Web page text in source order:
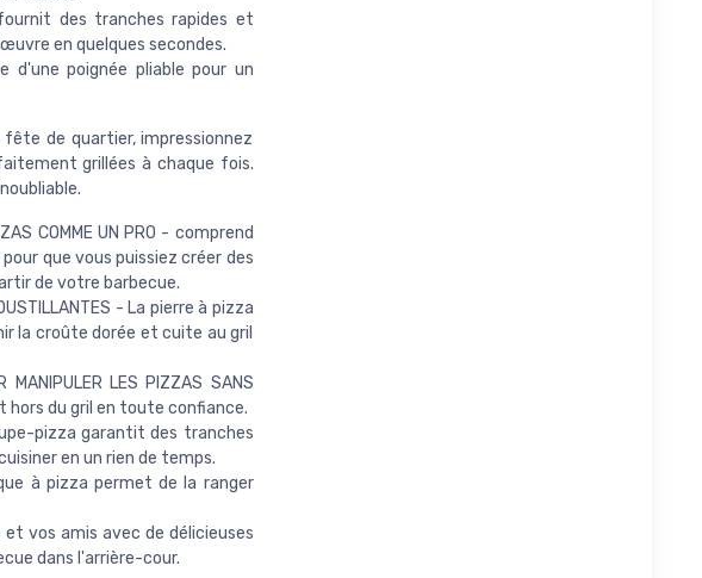
des tranches rapides et
en quelques secondes.
d'une poignée pliable pour un
de quartier, impressionnez
grillées à chaque fois.
COMME UN PRO - comprend
que vous puissiez créer des
de votre barbecue.
- La pierre à pizza
la croûte dorée et cuite au gril
MANIPULER LES PIZZAS SANS
hors du gril en toute confiance.
pizza garantit des tranches
en un rien de temps.
à pizza permet de la ranger
et vos amis avec de délicieuses
dans l'arrière-cour.